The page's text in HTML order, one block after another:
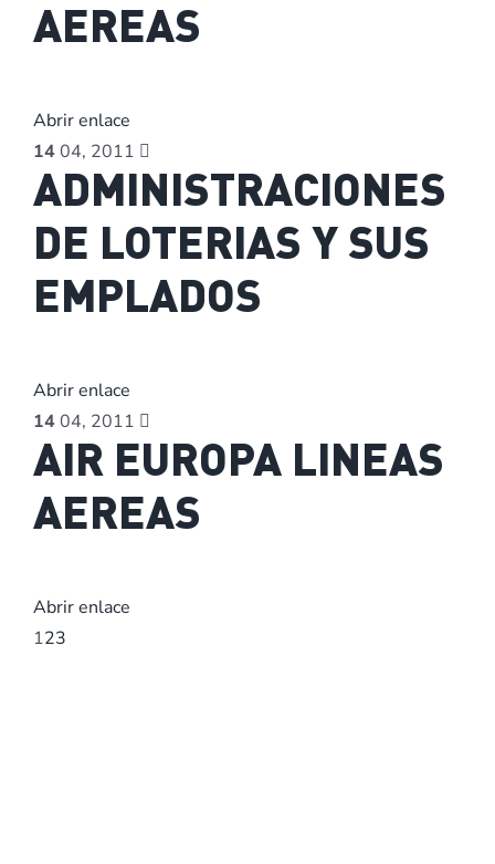
AEREAS
Abrir enlace
1404, 2011
ADMINISTRACIONES
DE LOTERIAS Y SUS
EMPLADOS
Abrir enlace
1404, 2011
AIR EUROPA LINEAS
AEREAS
Abrir enlace
123